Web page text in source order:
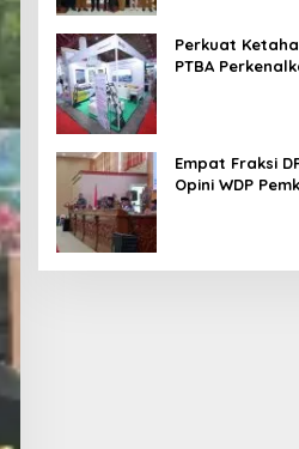
Perkuat
PTBA
Empat Fraksi
Opini WDP